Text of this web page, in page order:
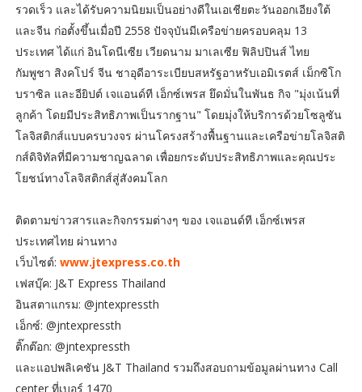
รวดเร็ว และได้รับความนิยมเป็นอย่างดีในเอเชียตะวันออกเอียงใต้
และจีน ก่อตั้งขึ้นเมื่อปี 2558 ปัจจุบันมีเครือข่ายครอบคลุม 13
ประเทศ ได้แก่ อินโดนีเซีย เวียดนาม มาเลเซีย ฟิลิปปินส์ ไทย
กัมพูชา สิงคโปร์ จีน ชาอุดีอาระเบียบสหรัฐอาหรับเอมิเรตส์ เม็กซิโก
บราซิล และอียิปต์ เจแอนด์ที เอ็กซ์เพรส ยึดมั่นในพันธ กิจ "มุ่งเน้นที่
ลูกค้า โดยมีประสิทธิภาพเป็นรากฐาน" โดยมุ่งให้บริการด้วยโซลูซัน
โลจิสติกส์แบบครบวงจร ผ่านโครงสร้างพื้นฐานและเครือข่ายโลจิสติ
กส์ดิจิทัลที่มีความชาญฉลาด เพื่อยกระดับประสิทธิภาพและคุณประ
โยชน์ทางโลจิสติกส์สู่สังคมโลก
ติดตามข่าวสารและกิจกรรมต่างๆ ของ เจแอนด์ที เอ็กซ์เพรส
ประเทศไทย ผ่านทาง
เว็บไซต์: www.jtexpress.co.th
เฟสบุ๊ค: J&T Express Thailand
อินสตาแกรม: @jntexpressth
เอ็กซ์: @jntexpressth
ติ๊กต๊อก: @jntexpressth
และแอปพลิเคชัน J&T Thailand รวมถึงสอบถามข้อมูลผ่านทาง Call
center ที่เบอร์ 1470